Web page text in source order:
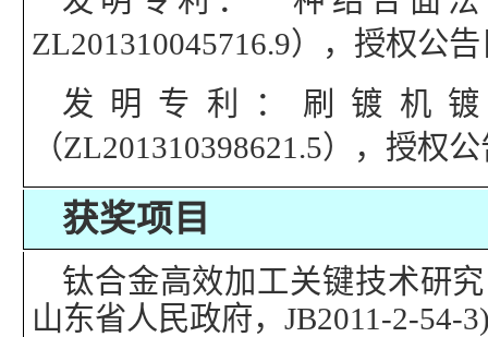
ZL201310045716.9）， 授权公告
发明专利：刷镀机
（ZL201310398621.5），授权
获奖项目
钛合金高效加工关键技术研
山东省人民政府， JB2011-2-54-